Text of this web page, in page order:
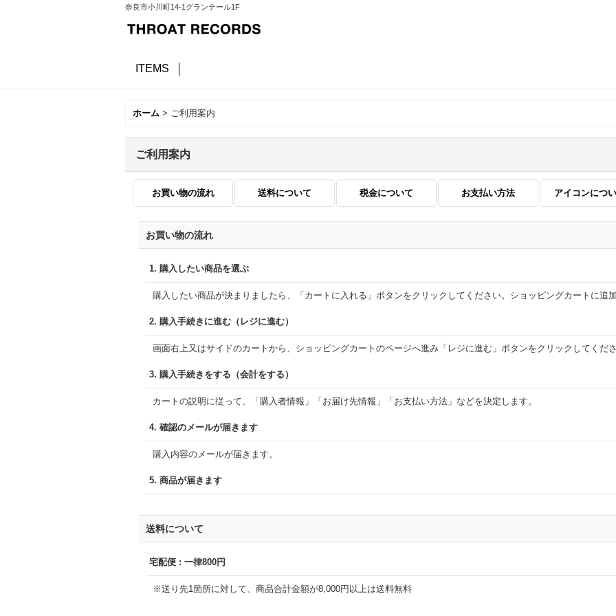
奈良市小川町14-1グランテール1F
ITEMS
ホーム > ご利用案内
ご利用案内
お買い物の流れ 送料について 税金について お支払い方法 アイコンにつ
お買い物の流れ
1. 購入したい商品を選ぶ
購入したい商品が決まりましたら、「カートに入れる」ボタンをクリックしてください。ショッピングカートに追
2. 購入手続きに進む（レジに進む）
画面右上又はサイドのカートから、ショッピングカートのページへ進み「レジに進む」ボタンをクリックしてくだ
3. 購入手続きをする（会計をする）
カートの説明に従って、「購入者情報」「お届け先情報」「お支払い方法」などを決定します。
4. 確認のメールが届きます
購入内容のメールが届きます。
5. 商品が届きます
送料について
宅配便 : 一律800円
※送り先1箇所に対して、商品合計金額が8,000円以上は送料無料